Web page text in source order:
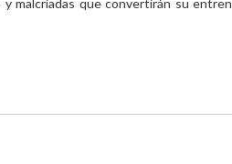
malcriadas que convertirán su